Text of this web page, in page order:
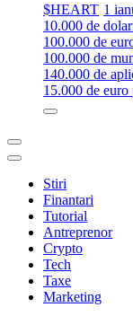
$HEART 1
10.000 de
100.000 de
100.000 de
140.000 de
15.000 de
Stiri
Finantari
Tutorial
Antreprenor
Crypto
Tech
Taxe
Marketing